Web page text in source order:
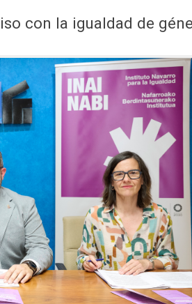
con la igualdad de